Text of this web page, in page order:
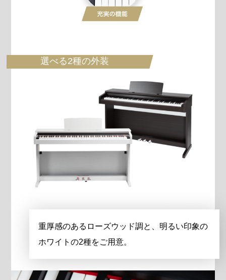
選べる2種の外装
重厚感のあるローズウッド調と、明るい印象の
ホワイトの2種をご用意。